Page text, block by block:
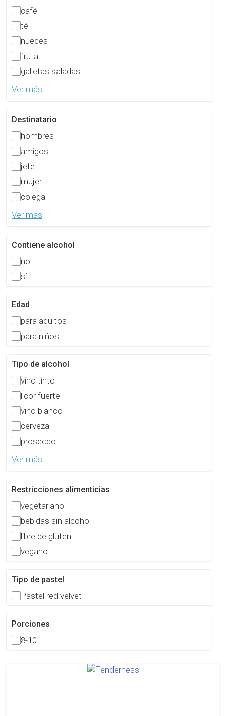
café
té
nueces
fruta
galletas saladas
Ver más
Destinatario
hombres
amigos
jefe
mujer
colega
Ver más
Contiene alcohol
no
sí
Edad
para adultos
para niños
Tipo de alcohol
vino tinto
licor fuerte
vino blanco
cerveza
prosecco
Ver más
Restricciones alimenticias
vegetariano
bebidas sin alcohol
libre de gluten
vegano
Tipo de pastel
Pastel red velvet
Porciones
8-10